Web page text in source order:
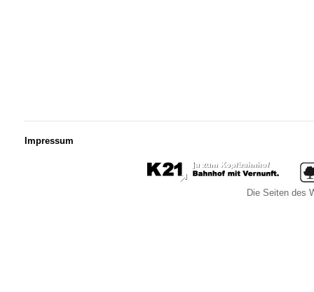
Impressum
Die Seiten des